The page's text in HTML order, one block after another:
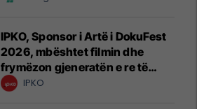
IPKO, Sponsor i Artë i DokuFest
2026, mbështet filmin dhe
frymëzon gjeneratën e re të
krijuesve
IPKO